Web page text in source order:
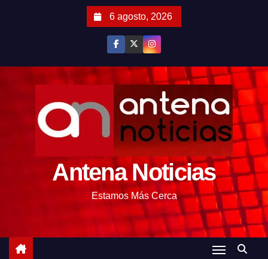
6 agosto, 2026
Antena Noticias
Estamos Más Cerca